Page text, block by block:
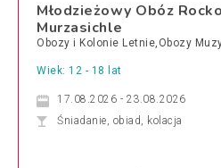
Młodzieżowy Obóz
Murzasichle
Obozy i Kolonie Letnie,Obozy
Wiek: 12 - 18 lat
17.08.2026 - 23.08.2026
Śniadanie, obiad, kolacja